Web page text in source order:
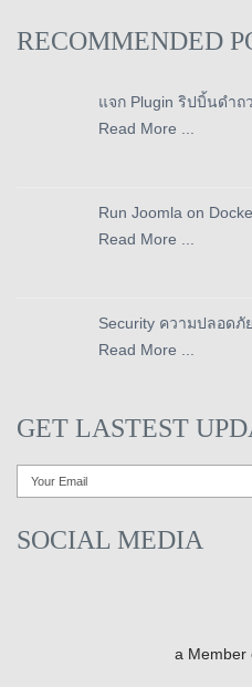
RECOMMENDED
แจก Plugin ริปบิ้นดำถ
Read More ...
Run Joomla on
Read More ...
Security ความปลอดภั
Read More ...
GET LASTEST
SOCIAL MEDIA
a Member